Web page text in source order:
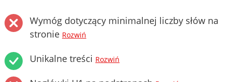
Wymóg dotyczący minimalnej liczby słów na
stronie Rozwiń
Unikalne treści Rozwiń